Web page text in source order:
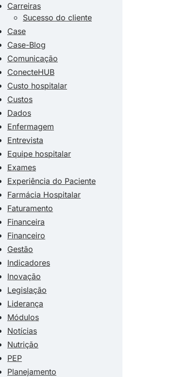
Carreiras
Sucesso do cliente
Case
Case-Blog
Comunicação
ConecteHUB
Custo hospitalar
Custos
Dados
Enfermagem
Entrevista
Equipe hospitalar
Exames
Experiência do Paciente
Farmácia Hospitalar
Faturamento
Financeira
Financeiro
Gestão
Indicadores
Inovação
Legislação
Liderança
Módulos
Notícias
Nutrição
PEP
Planejamento